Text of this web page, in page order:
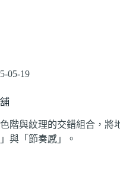
05-19
階與紋理的交錯組合，將
」與「節奏感」。